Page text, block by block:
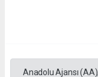
Anadolu Ajansı